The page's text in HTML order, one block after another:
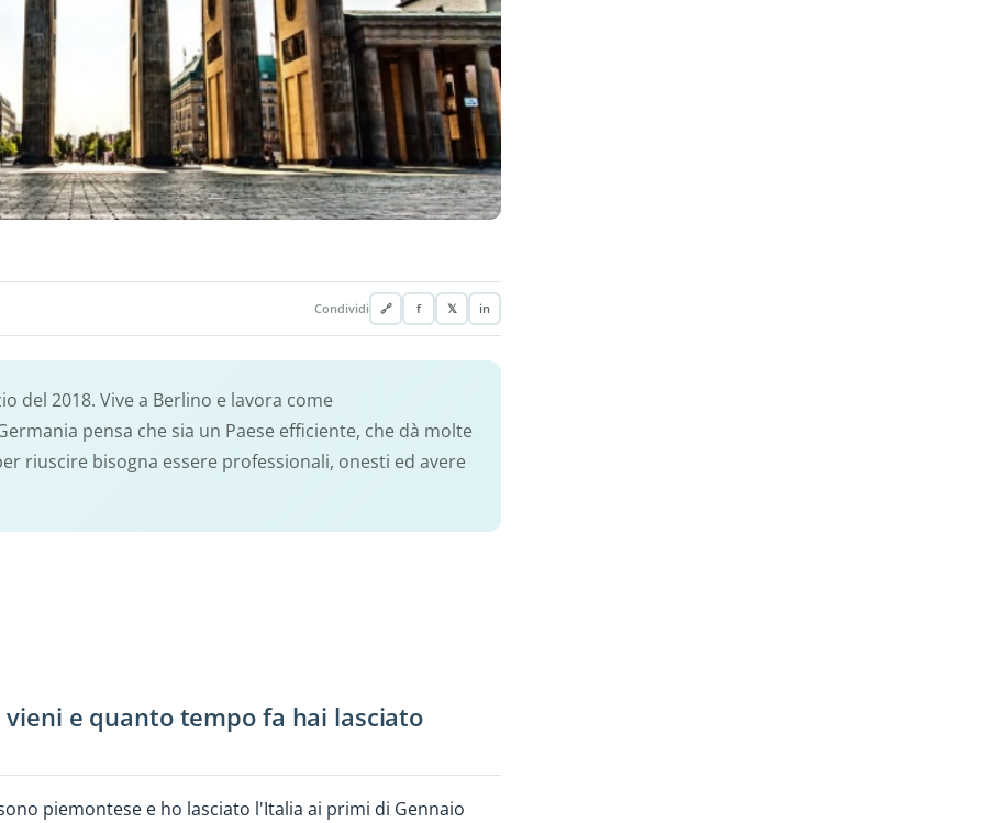
Condividi 🔗 f 𝕏 in
del 2018. Vive a Berlino e lavora come
pensa che sia un Paese efficiente, che dà molte
riuscire bisogna essere professionali, onesti ed avere
e quanto tempo fa hai lasciato
piemontese e ho lasciato l'Italia ai primi di Gennaio